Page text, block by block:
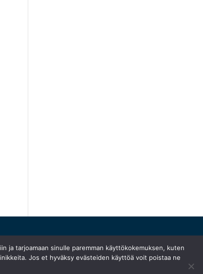
ja tarjoamaan sinulle paremman käyttökokemuksen, kuten
Jos et hyväksy evästeiden käyttöä voit poistaa ne